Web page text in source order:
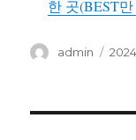
한 곳(BEST
글
admin
작